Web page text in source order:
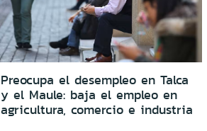
Preocupa el desempleo en Talca
y el Maule: baja el empleo en
agricultura, comercio e industria